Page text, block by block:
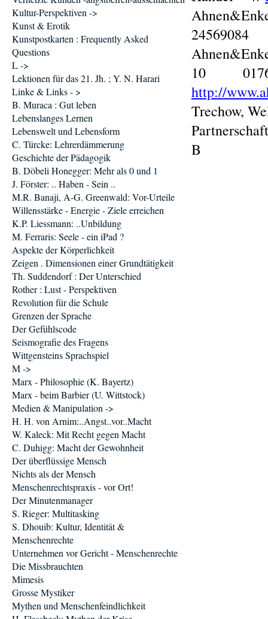
24569084
10
http://
Trechow,
B
Kultur-Perspektiven ->
Kunst & Erotik
Kunstpostkarten : Frequently Asked
Questions
L ->
Lektionen für das 21. Jh. ; Y. N. Harari
Linke & Links - >
B. Muraca : Gut leben
Lebenslanges Lernen
Lebenswelt und Lebensform
C. Türcke: Lehrerdämmerung
Geschichte der Pädagogik
B. Döbeli Honegger: Mehr als 0 und 1
J. Förster: .. Haben - Sein ..
M.R. Banaji, A-G. Greenwald: Vor-Urteile
Willensstärke - Energie - Ziele erreichen
K.P. Liessmann: ..Unbildung
M. Ferraris: Seele - ein iPad ?
Aspekte der Körperlichkeit
Zeigen . Dimensionen einer Grundtätigkeit
Th. Suddendorf : Der Unterschied
Rother : Lust - Perspektiven
Revolution für die Schule
Grenzen der Sprache
Der Gefühlscode
Seismografie des Fragens
Wittgensteins Sprachspiel
M ->
Marx - Philosophie (K. Bayertz)
Marx - beim Barbier (U. Wittstock)
Medien & Manipulation ->
H. H. von Arnim:..Angst..vor..Macht
W. Kaleck: Mit Recht gegen Macht
C. Duhigg: Macht der Gewohnheit
Der überflüssige Mensch
Nichts als der Mensch
Menschenrechtspraxis - vor Ort!
Der Minutenmanager
S. Rieger: Multitasking
S. Dhouib: Kultur, Identität &
Menschenrechte
Unternehmen vor Gericht - Menschenrechte
Die Missbrauchten
Mimesis
Grosse Mystiker
Mythen und Menschenfeindlichkeit